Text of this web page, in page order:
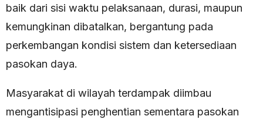
baik dari sisi waktu pelaksanaan, durasi, maupun
kemungkinan dibatalkan, bergantung pada
perkembangan kondisi sistem dan ketersediaan
pasokan daya.
Masyarakat di wilayah terdampak diimbau
mengantisipasi penghentian sementara pasokan